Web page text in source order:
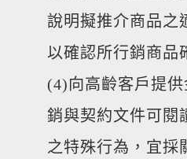
說明擬推介商品之
以確認所行銷商品
(4)向高齡客戶提
銷與契約文件可閱
之特殊行為，宜採